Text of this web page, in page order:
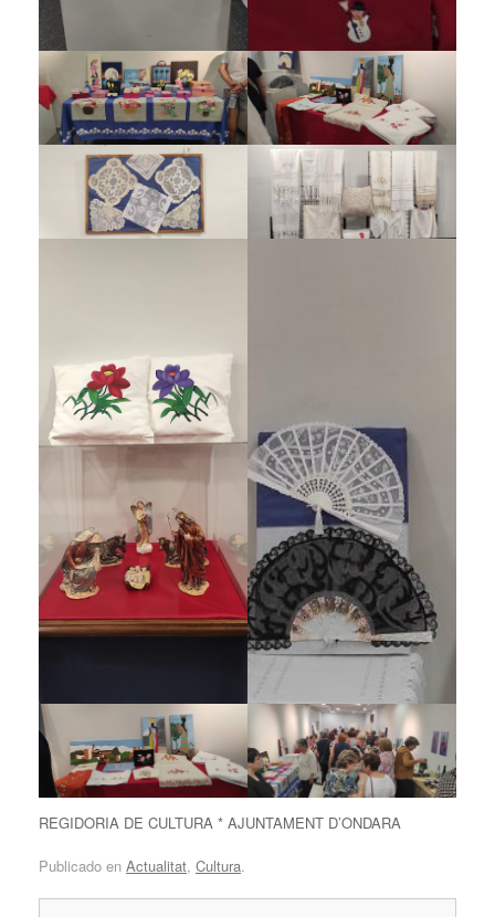
REGIDORIA DE CULTURA * AJUNTAMENT D’ONDARA
Publicado en Actualitat, Cultura.